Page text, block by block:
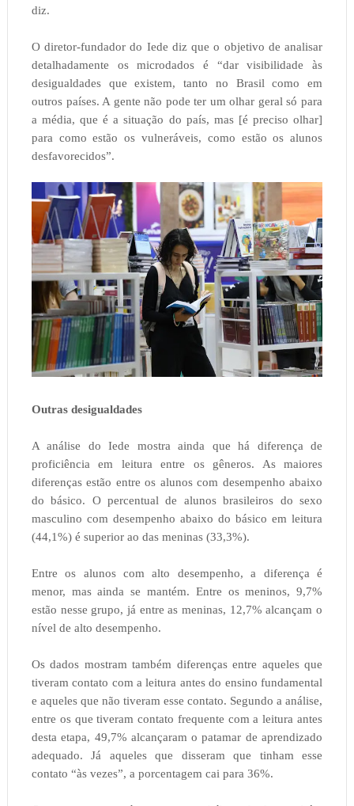
diz.
O diretor-fundador do Iede diz que o objetivo de analisar
detalhadamente os microdados é “dar visibilidade às
desigualdades que existem, tanto no Brasil como em
outros países. A gente não pode ter um olhar geral só para
a média, que é a situação do país, mas [é preciso olhar]
para como estão os vulneráveis, como estão os alunos
desfavorecidos”.
Outras desigualdades
A análise do Iede mostra ainda que há diferença de
proficiência em leitura entre os gêneros. As maiores
diferenças estão entre os alunos com desempenho abaixo
do básico. O percentual de alunos brasileiros do sexo
masculino com desempenho abaixo do básico em leitura
(44,1%) é superior ao das meninas (33,3%).
Entre os alunos com alto desempenho, a diferença é
menor, mas ainda se mantém. Entre os meninos, 9,7%
estão nesse grupo, já entre as meninas, 12,7% alcançam o
nível de alto desempenho.
Os dados mostram também diferenças entre aqueles que
tiveram contato com a leitura antes do ensino fundamental
e aqueles que não tiveram esse contato. Segundo a análise,
entre os que tiveram contato frequente com a leitura antes
desta etapa, 49,7% alcançaram o patamar de aprendizado
adequado. Já aqueles que disseram que tinham esse
contato “às vezes”, a porcentagem cai para 36%.